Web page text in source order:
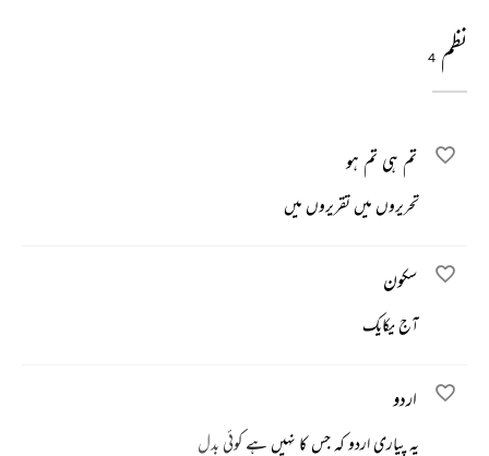
نظم 4
تم ہی تم ہو
تحریروں میں تقریروں میں
سکون
آج یکایک
اردو
یہ پیاری اردو کہ جس کا نہیں ہے کوئی بدل